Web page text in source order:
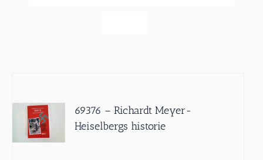
69376 – Richardt Meyer-
Heiselbergs historie